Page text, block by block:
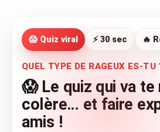
ÇA FAIT RÉAGIR
🔥 VOIR LE
😱 Quiz viral ⚡ 30 sec 🔥
QUEL TYPE DE RAGEUX ES-TU
😱 Le quiz qui va
colère… et faire
amis !